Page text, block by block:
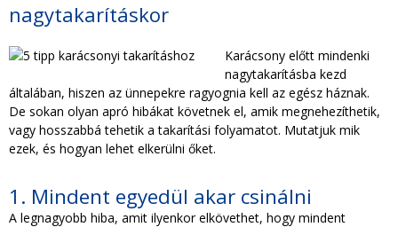
TAKARÍTÁSI INTÉZMÉNYEKNEK
nagytakarításkor
Karácsony előtt mindenki
nagytakarításba kezd
általában, hiszen az ünnepekre ragyognia kell az egész háznak.
De sokan olyan apró hibákat követnek el, amik megnehezíthetik,
vagy hosszabbá tehetik a takarítási folyamatot. Mutatjuk mik
ezek, és hogyan lehet elkerülni őket.
1. Mindent egyedül akar csinálni
A legnagyobb hiba, amit ilyenkor elkövethet, hogy mindent